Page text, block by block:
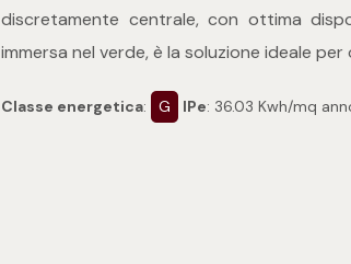
discretamente centrale, con ottima
immersa nel verde, è la soluzione ideale
Classe energetica: G IPe: 36.03 Kwh/mq